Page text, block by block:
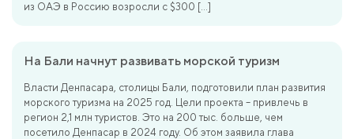
из ОАЭ в Россию возросли с $300 […]
На Бали начнут развивать морской туризм
Власти Денпасара, столицы Бали, подготовили план развития
морского туризма на 2025 год. Цели проекта – привлечь в
регион 2,1 млн туристов. Это на 200 тыс. больше, чем
посетило Денпасар в 2024 году. Об этом заявила глава